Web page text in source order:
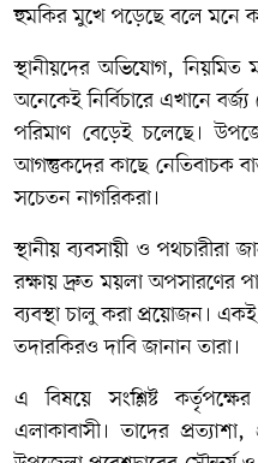
হুমকির মুখে পড়েছে বলে মনে
স্থানীয়দের অভিযোগ, নিয়মিত
অনেকেই নির্বিচারে এখানে
পরিমাণ বেড়েই চলেছে।
আগন্তুকদের কাছে নেতিবাচক
সচেতন নাগরিকরা।
স্থানীয় ব্যবসায়ী ও পথচারীরা
রক্ষায় দ্রুত ময়লা অপসারণের
ব্যবস্থা চালু করা প্রয়োজন।
তদারকিরও দাবি জানান তারা।
এ বিষয়ে সংশ্লিষ্ট
এলাকাবাসী। তাদের প্রত্যাশা,